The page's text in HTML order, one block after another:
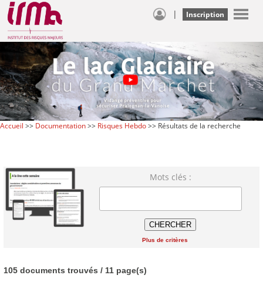
| Inscription
Accueil >> Documentation>> Risques Hebdo>> Résultats de la recherche
Mots clés :
Plus de critères
105 documents trouvés / 11 page(s)